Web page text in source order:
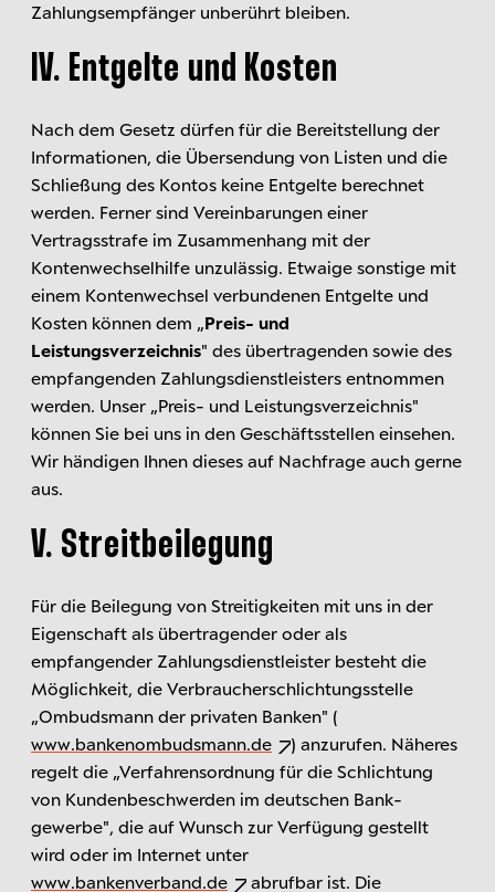
Zahlungsempfänger unberührt bleiben.
IV. Entgelte und Kosten
Nach dem Gesetz dürfen für die Bereitstellung der
Informationen, die Übersendung von Listen und die
Schließung des Kontos keine Entgelte berechnet
werden. Ferner sind Vereinbarungen einer
Vertragsstrafe im Zusammenhang mit der
Kontenwechselhilfe unzulässig. Etwaige sonstige mit
einem Kontenwechsel verbundenen Entgelte und
Kosten können dem „Preis- und
Leistungsverzeichnis" des übertragenden sowie des
empfangenden Zahlungsdienstleisters entnommen
werden. Unser „Preis- und Leistungsverzeichnis"
können Sie bei uns in den Geschäftsstellen einsehen.
Wir händigen Ihnen dieses auf Nachfrage auch gerne
aus.
V. Streitbeilegung
Für die Beilegung von Streitigkeiten mit uns in der
Eigenschaft als übertragender oder als
empfangender Zahlungsdienstleister besteht die
Möglichkeit, die Verbraucher­schlichtungs­stelle
„Ombudsmann der privaten Banken" (
www.bankenombudsmann.de
) anzurufen. Näheres
regelt die „Verfahrens­ordnung für die Schlichtung
von Kunden­beschwerden im deutschen Bank­
gewerbe", die auf Wunsch zur Verfügung gestellt
wird oder im Internet unter
www.bankenverband.de
abrufbar ist. Die